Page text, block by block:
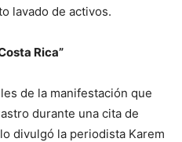
lavado de activos.
Rica”
de la manifestación que
durante una cita de
divulgó la periodista Karem